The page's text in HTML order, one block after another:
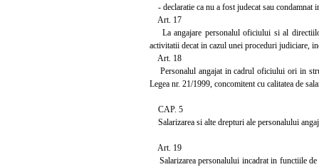
- declaratie ca nu a fost judecat sau condamnat
Art. 17
La angajare personalul oficiului si al
activitatii decat in cazul unei proceduri judiciare,
Art. 18
Personalul angajat in cadrul oficiului ori in
Legea nr. 21/1999, concomitent cu calitatea de
CAP. 5
Salarizarea si alte drepturi ale personalului
Art. 19
Salarizarea personalului incadrat in functiile